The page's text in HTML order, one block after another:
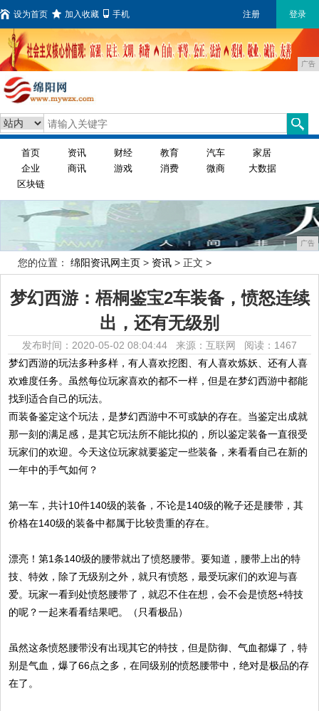
设为首页 加入收藏 手机 注册 登录
广告
首页 资讯 财经 教育 汽车
家居
企业
商讯 游戏 消费 微商
大数据
区块链
广告
您的位置： 绵阳资讯网主页 > 资讯 > 正文 >
梦幻西游：梧桐鉴宝2车装备，愤怒连续
出，还有无级别
发布时间：2020-05-02 08:04:44 来源：互联网 阅读：1467
梦幻西游的玩法多种多样，有人喜欢挖图、有人喜欢炼妖、还有人喜
欢难度任务。虽然每位玩家喜欢的都不一样，但是在梦幻西游中都能
找到适合自己的玩法。
而装备鉴定这个玩法，是梦幻西游中不可或缺的存在。当鉴定出成就
那一刻的满足感，是其它玩法所不能比拟的，所以鉴定装备一直很受
玩家们的欢迎。今天这位玩家就要鉴定一些装备，来看看自己在新的
一年中的手气如何？
第一车，共计10件140级的装备，不论是140级的靴子还是腰带，其
价格在140级的装备中都属于比较贵重的存在。
漂亮！第1条140级的腰带就出了愤怒腰带。要知道，腰带上出的特
技、特效，除了无级别之外，就只有愤怒，最受玩家们的欢迎与喜
爱。玩家一看到处愤怒腰带了，就忍不住在想，会不会是愤怒+特技
的呢？一起来看看结果吧。（只看极品）
虽然这条愤怒腰带没有出现其它的特技，但是防御、气血都爆了，特
别是气血，爆了66点之多，在同级别的愤怒腰带中，绝对是极品的存
在了。